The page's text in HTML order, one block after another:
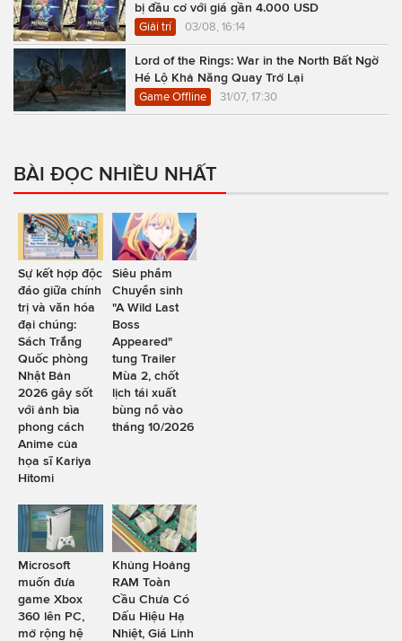
bị đầu cơ với giá gần 4.000 USD
Giải trí 03/08, 16:14
Lord of the Rings: War in the North Bất Ngờ
Hé Lộ Khả Năng Quay Trở Lại
Game Offline 31/07, 17:30
BÀI ĐỌC NHIỀU NHẤT
Sự kết hợp độc
đáo giữa chính
trị và văn hóa
đại chúng:
Sách Trắng
Quốc phòng
Nhật Bản
2026 gây sốt
với ảnh bìa
phong cách
Anime của
họa sĩ Kariya
Hitomi
Siêu phẩm
Chuyển sinh
"A Wild Last
Boss
Appeared"
tung Trailer
Mùa 2, chốt
lịch tái xuất
bùng nổ vào
tháng 10/2026
Microsoft
muốn đưa
game Xbox
360 lên PC,
mở rộng hệ
Khủng Hoảng
RAM Toàn
Cầu Chưa Có
Dấu Hiệu Hạ
Nhiệt, Giá Linh